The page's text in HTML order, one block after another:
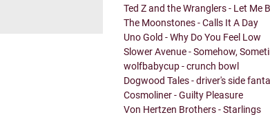
Ted Z and the Wranglers - Let Me
The Moonstones - Calls It A Day
Uno Gold - Why Do You Feel Low
Slower Avenue - Somehow,
wolfbabycup - crunch bowl
Dogwood Tales - driver's side
Cosmoliner - Guilty Pleasure
Von Hertzen Brothers - Starlings